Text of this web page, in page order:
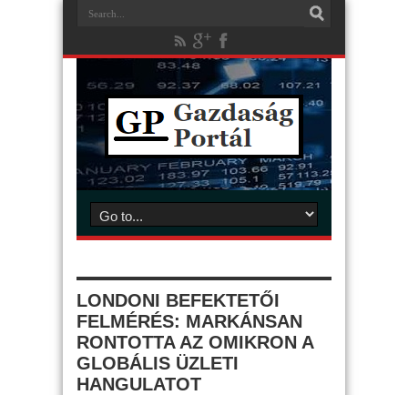
LONDONI BEFEKTETŐI
FELMÉRÉS: MARKÁNSAN
RONTOTTA AZ OMIKRON A
GLOBÁLIS ÜZLETI
HANGULATOT